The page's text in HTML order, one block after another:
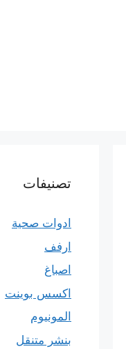
تصنيفات
ادوات صحية
ارفف
اصباغ
اكسس بوينت
المونيوم
بنشر متنقل